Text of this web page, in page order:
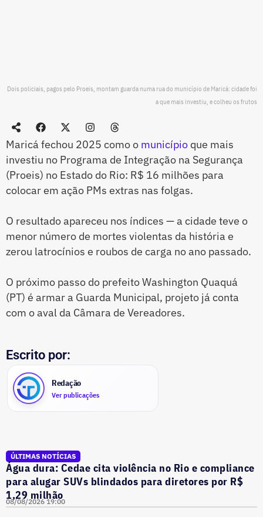
Dois policiais, pagos pelo Proeis, montam guarda numa rua do município de Maricá: cidade foi
a que mais investiu, e colheu os frutos
Maricá fechou 2025 como o município que mais
investiu no Programa de Integração na Segurança
(Proeis) no Estado do Rio: R$ 16 milhões para
colocar em ação PMs extras nas folgas.
O resultado apareceu nos índices — a cidade teve o
menor número de mortes violentas da história e
zerou latrocínios e roubos de carga no ano passado.
O próximo passo do prefeito Washington Quaquá
(PT) é armar a Guarda Municipal, projeto já conta
com o aval da Câmara de Vereadores.
Escrito por:
Redação
Ver publicações
ÚLTIMAS NOTÍCIAS
Água dura: Cedae cita violência no Rio e compliance
para alugar SUVs blindados para diretores por R$
1,29 milhão
08/08/2026 19:00